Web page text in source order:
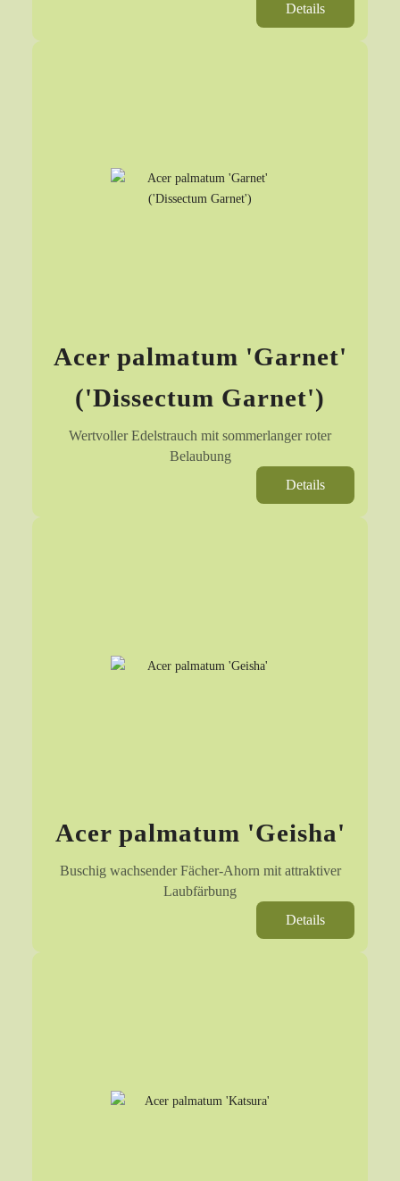
Details
Acer palmatum 'Garnet'
('Dissectum Garnet')
Wertvoller Edelstrauch mit sommerlanger roter
Belaubung
Details
Acer palmatum 'Geisha'
Buschig wachsender Fächer-Ahorn mit attraktiver
Laubfärbung
Details